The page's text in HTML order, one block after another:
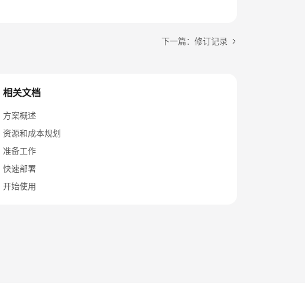
下一篇：修订记录
相关文档
方案概述
资源和成本规划
准备工作
快速部署
开始使用